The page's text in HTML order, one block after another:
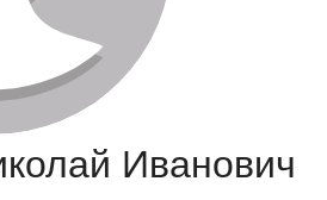
Иванович